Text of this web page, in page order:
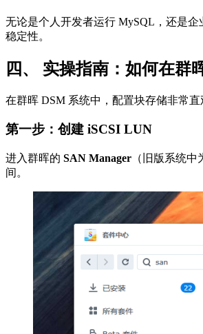
无论是个人开发者运行 MySQL，还是
稳定性。
四、 实操指南：如何在群
在群晖 DSM 系统中，配置块存储非常直
第一步：创建 iSCSI LUN
进入群晖的 SAN Manager （旧版系统
间。